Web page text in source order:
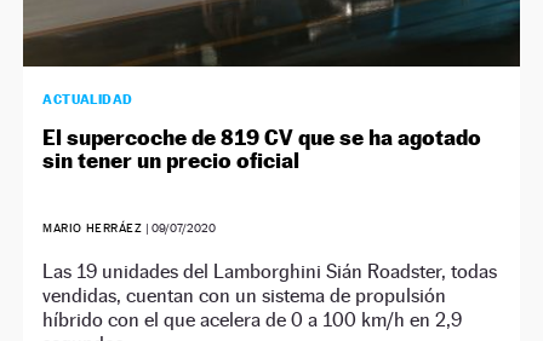
ACTUALIDAD
El supercoche de 819 CV que se ha agotado
sin tener un precio oficial
MARIO HERRÁEZ | 09/07/2020
Las 19 unidades del Lamborghini Sián Roadster, todas
vendidas, cuentan con un sistema de propulsión
híbrido con el que acelera de 0 a 100 km/h en 2,9